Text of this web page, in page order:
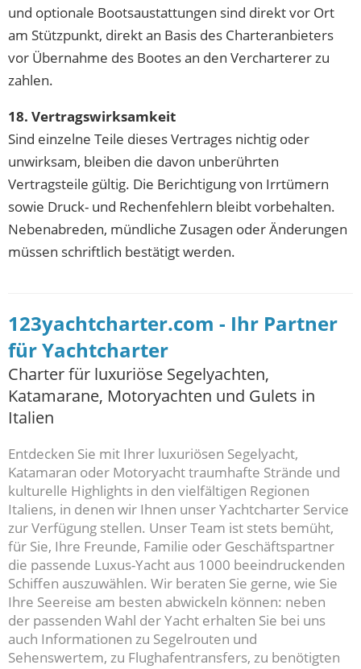
und optionale Bootsaustattungen sind direkt vor Ort
am Stützpunkt, direkt an Basis des Charteranbieters
vor Übernahme des Bootes an den Vercharterer zu
zahlen.
18. Vertragswirksamkeit
Sind einzelne Teile dieses Vertrages nichtig oder
unwirksam, bleiben die davon unberührten
Vertragsteile gültig. Die Berichtigung von Irrtümern
sowie Druck- und Rechenfehlern bleibt vorbehalten.
Nebenabreden, mündliche Zusagen oder Änderungen
müssen schriftlich bestätigt werden.
123yachtcharter.com - Ihr Partner
für Yachtcharter
Charter für luxuriöse Segelyachten,
Katamarane, Motoryachten und Gulets in
Italien
Entdecken Sie mit Ihrer luxuriösen Segelyacht,
Katamaran oder Motoryacht traumhafte Strände und
kulturelle Highlights in den vielfältigen Regionen
Italiens, in denen wir Ihnen unser Yachtcharter Service
zur Verfügung stellen. Unser Team ist stets bemüht,
für Sie, Ihre Freunde, Familie oder Geschäftspartner
die passende Luxus-Yacht aus 1000 beeindruckenden
Schiffen auszuwählen. Wir beraten Sie gerne, wie Sie
Ihre Seereise am besten abwickeln können: neben
der passenden Wahl der Yacht erhalten Sie bei uns
auch Informationen zu Segelrouten und
Sehenswertem, zu Flughafentransfers, zu benötigten